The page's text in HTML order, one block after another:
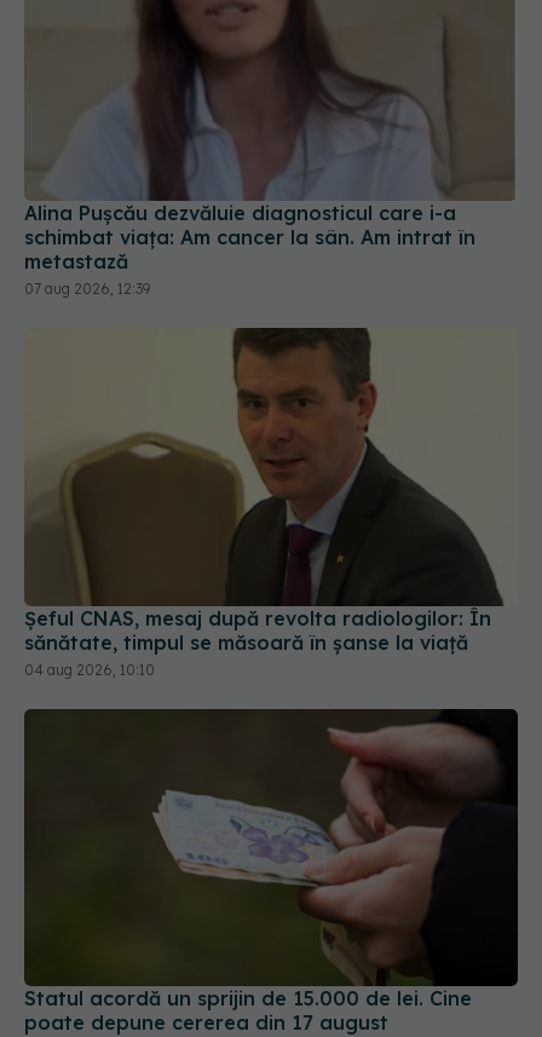
Alina Pușcău dezvăluie diagnosticul care i-a
schimbat viața: Am cancer la sân. Am intrat în
metastază
07 aug 2026, 12:39
Șeful CNAS, mesaj după revolta radiologilor: În
sănătate, timpul se măsoară în șanse la viață
04 aug 2026, 10:10
Statul acordă un sprijin de 15.000 de lei. Cine
poate depune cererea din 17 august